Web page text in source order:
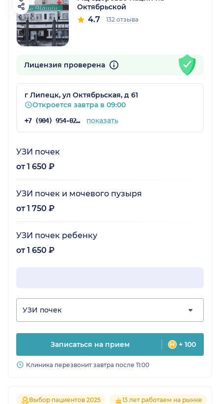
Октябрьской
4.7 132 отзыва
Лицензия проверена
г Липецк, ул Октябрьская, д 61
Откроется завтра в 09:00
+7 (904) 954-02-49 показать
УЗИ почек
от 1 650 ₽
УЗИ почек и мочевого пузыря
от 1 750 ₽
УЗИ почек ребенку
от 1 650 ₽
УЗИ почек
Записаться на прием + 100
Клиника перезвонит завтра после 11:00
Выбор пациентов 2025 13 лет работаем на рынке